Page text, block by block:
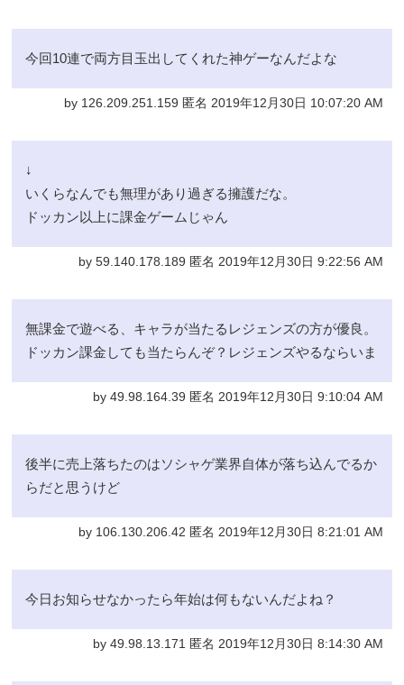
今回10連で両方目玉出してくれた神ゲーなんだよな
by 126.209.251.159 匿名 2019年12月30日 10:07:20 AM
↓
いくらなんでも無理があり過ぎる擁護だな。
ドッカン以上に課金ゲームじゃん
by 59.140.178.189 匿名 2019年12月30日 9:22:56 AM
無課金で遊べる、キャラが当たるレジェンズの方が優良。
ドッカン課金しても当たらんぞ？レジェンズやるならいま
by 49.98.164.39 匿名 2019年12月30日 9:10:04 AM
後半に売上落ちたのはソシャゲ業界自体が落ち込んでるか
らだと思うけど
by 106.130.206.42 匿名 2019年12月30日 8:21:01 AM
今日お知らせなかったら年始は何もないんだよね？
by 49.98.13.171 匿名 2019年12月30日 8:14:30 AM